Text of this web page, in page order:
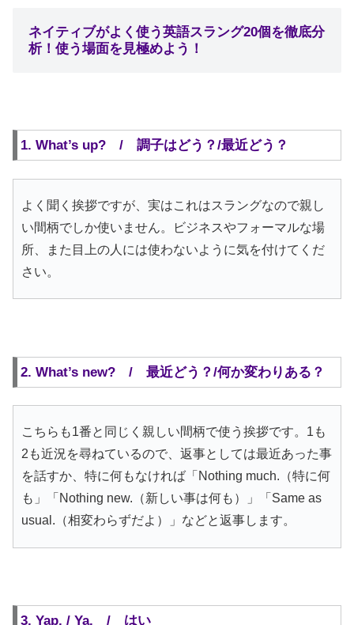
ネイティブがよく使う英語スラング20個を徹底分
析！使う場面を見極めよう！
1. What’s up? / 調子はどう？/最近どう？
よく聞く挨拶ですが、実はこれはスラングなので親し
い間柄でしか使いません。ビジネスやフォーマルな場
所、また目上の人には使わないように気を付けてくだ
さい。
2. What’s new? / 最近どう？/何か変わりある？
こちらも1番と同じく親しい間柄で使う挨拶です。1も
2も近況を尋ねているので、返事としては最近あった事
を話すか、特に何もなければ「Nothing much.（特に何
も」「Nothing new.（新しい事は何も）」「Same as
usual.（相変わらずだよ）」などと返事します。
3. Yap. / Ya. / はい